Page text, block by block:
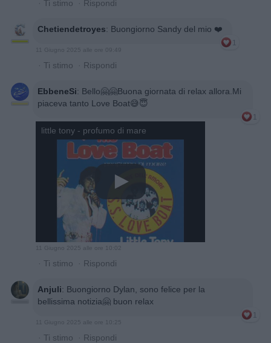
· Ti stimo · Rispondi
Chetiendetroyes: Buongiorno Sandy del mio ❤️
1
11 Giugno 2025 alle ore 09:49
· Ti stimo · Rispondi
EbbeneSi: Bello🤗🤗Buona giornata di relax allora.Mi
piaceva tanto Love Boat😅😇
1
little tony - profumo di mare
11 Giugno 2025 alle ore 10:02
· Ti stimo · Rispondi
Anjuli: Buongiorno Dylan, sono felice per la
bellissima notizia🤗 buon relax
1
11 Giugno 2025 alle ore 10:25
· Ti stimo · Rispondi